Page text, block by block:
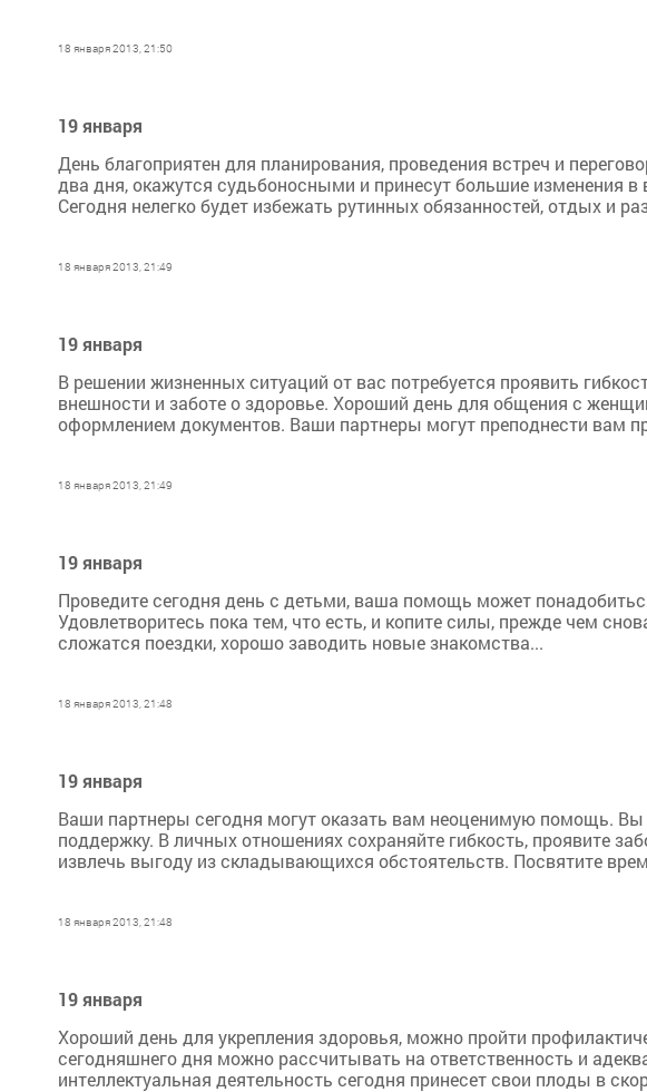
18 января 2013, 21:50
19 января
День благоприятен для планирования, проведения встреч и
два дня, окажутся судьбоносными и принесут большие изменения
Сегодня нелегко будет избежать рутинных обязанностей, отдых и
18 января 2013, 21:49
19 января
В решении жизненных ситуаций от вас потребуется проявить
внешности и заботе о здоровье. Хороший день для общения с
оформлением документов. Ваши партнеры могут преподнести вам
18 января 2013, 21:49
19 января
Проведите сегодня день с детьми, ваша помощь может
Удовлетворитесь пока тем, что есть, и копите силы, прежде чем
сложатся поездки, хорошо заводить новые знакомства...
18 января 2013, 21:48
19 января
Ваши партнеры сегодня могут оказать вам неоценимую помощь.
поддержку. В личных отношениях сохраняйте гибкость, проявите
извлечь выгоду из складывающихся обстоятельств. Посвятите
18 января 2013, 21:48
19 января
Хороший день для укрепления здоровья, можно пройти
сегодняшнего дня можно рассчитывать на ответственность и
интеллектуальная деятельность сегодня принесет свои плоды в